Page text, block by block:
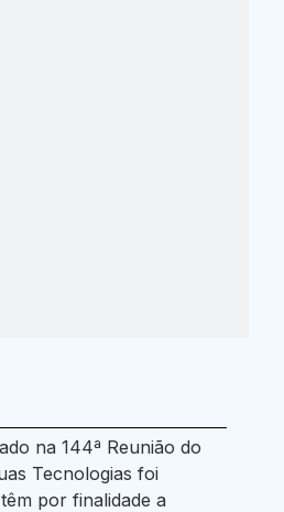
na 144ª Reunião do
Tecnologias foi
por finalidade a